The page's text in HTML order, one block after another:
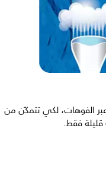
الفوهات، لكي تتمكّن من
قليلة فقط.